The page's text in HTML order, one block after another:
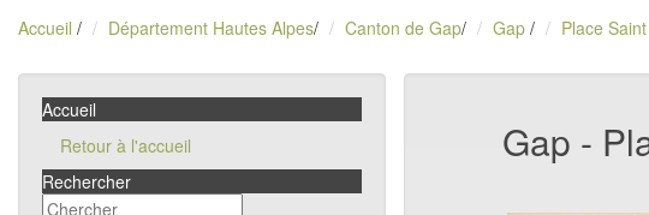
Accueil / Département Hautes Alpes/ Canton de Gap/ Gap / Place
Accueil
Retour à l'accueil
Rechercher
Gap -